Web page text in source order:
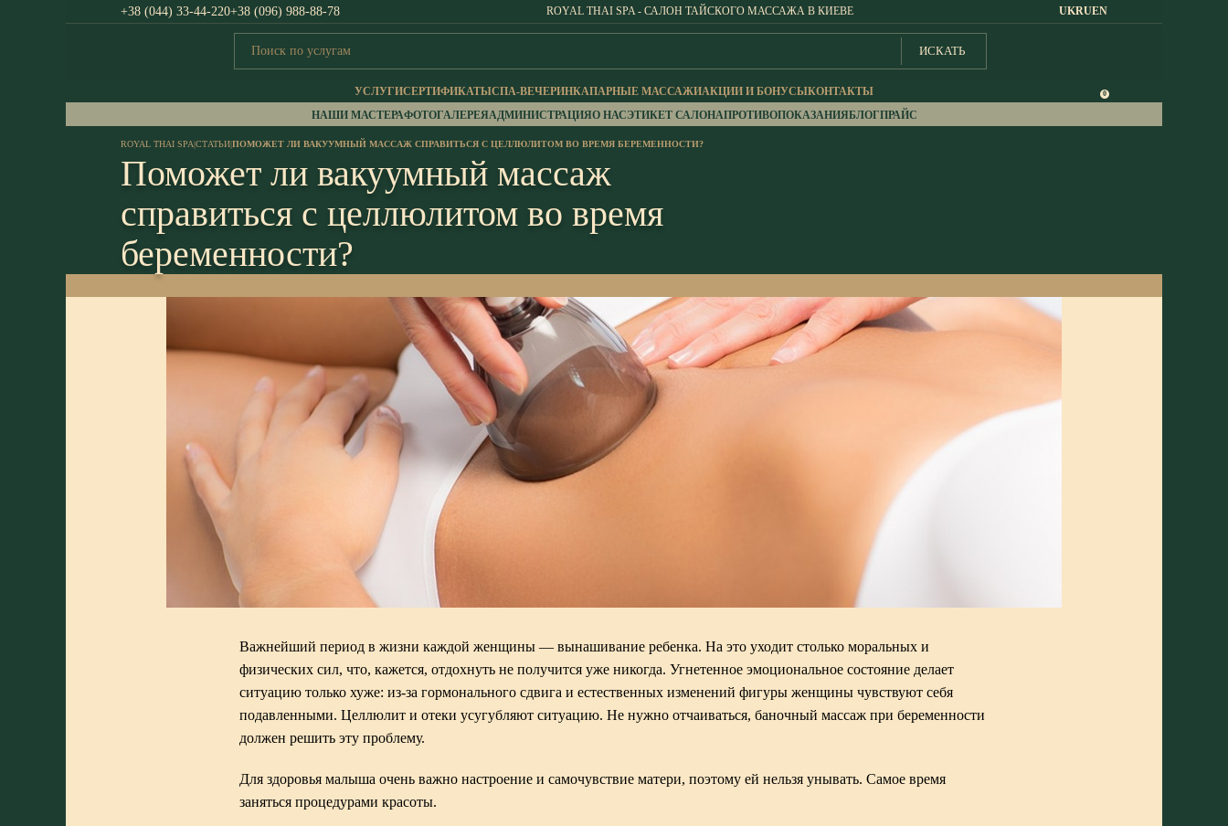
+38 (044) 33-44-220+38 (096) 988-88-78 ROYAL THAI SPA - САЛОН ТАЙСКОГО МАССАЖА В КИЕВЕ UKRUEN
ИСКАТЬ
0
УСЛУГИСЕРТИФИКАТЫСПА-ВЕЧЕРИНКАПАРНЫЕ МАССАЖИАКЦИИ И БОНУСЫКОНТАКТЫ
НАШИ МАСТЕРАФОТОГАЛЕРЕЯАДМИНИСТРАЦИЯО НАСЭТИКЕТ САЛОНАПРОТИВОПОКАЗАНИЯБЛОГПРАЙС
ROYAL THAI SPA|СТАТЬИ|ПОМОЖЕТ ЛИ ВАКУУМНЫЙ МАССАЖ СПРАВИТЬСЯ С ЦЕЛЛЮЛИТОМ ВО ВРЕМЯ БЕРЕМЕННОСТИ?
Поможет ли вакуумный массаж
справиться с целлюлитом во время
беременности?
Важнейший период в жизни каждой женщины — вынашивание ребенка. На это уходит столько моральных и
физических сил, что, кажется, отдохнуть не получится уже никогда. Угнетенное эмоциональное состояние делает
ситуацию только хуже: из-за гормонального сдвига и естественных изменений фигуры женщины чувствуют себя
подавленными. Целлюлит и отеки усугубляют ситуацию. Не нужно отчаиваться, баночный массаж при беременности
должен решить эту проблему.
Для здоровья малыша очень важно настроение и самочувствие матери, поэтому ей нельзя унывать. Самое время
заняться процедурами красоты.